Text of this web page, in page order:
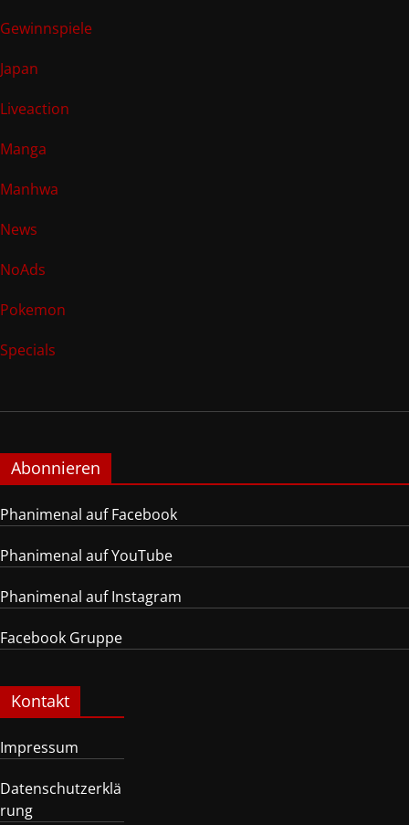
Gewinnspiele
Japan
Liveaction
Manga
Manhwa
News
NoAds
Pokemon
Specials
Abonnieren
Phanimenal auf Facebook
Phanimenal auf YouTube
Phanimenal auf Instagram
Facebook Gruppe
Kontakt
Impressum
Datenschutzerklä
rung